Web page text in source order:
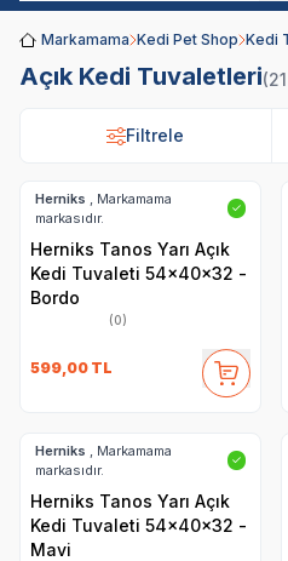
Markamama Kedi Pet Shop Kedi
Açık Kedi Tuvaletleri
Filtrele
Filtrele
Herniks
, Markamama
markasıdır.
✓
Herniks Tanos Yarı Açık
Kedi Tuvaleti 54x40x32 -
Bordo
(0)
599,00 TL
Herniks
, Markamama
markasıdır.
✓
Herniks Tanos Yarı Açık
Kedi Tuvaleti 54x40x32 -
Mavi